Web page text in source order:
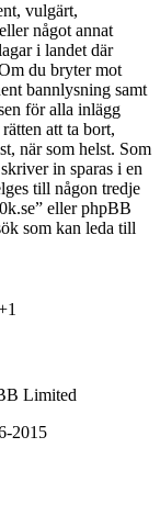
vulgärt,
något annat
i landet där
du bryter mot
bannlysning samt
för alla inlägg
att ta bort,
när som helst. Som
in sparas i en
till någon tredje
eller phpBB
som kan leda till
Limited
2015